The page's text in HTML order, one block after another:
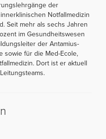
der
Notfallmedizin
Seit mehr als sechs Jahren
im Gesundheitswesen
der Antamius-
sowie für die Med-Ecole,
Dort ist er aktuell